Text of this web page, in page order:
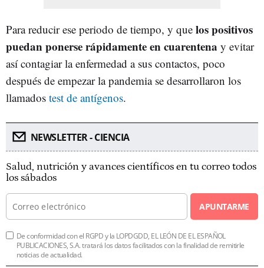
Para reducir ese periodo de tiempo, y que los positivos
puedan ponerse rápidamente en cuarentena y evitar
así contagiar la enfermedad a sus contactos, poco
después de empezar la pandemia se desarrollaron los
llamados test de antígenos.
NEWSLETTER - CIENCIA
Salud, nutrición y avances científicos en tu correo todos
los sábados
APUNTARME
De conformidad con el RGPD y la LOPDGDD, EL LEÓN DE EL ESPAÑOL
PUBLICACIONES, S.A. tratará los datos facilitados con la finalidad de remitirle
noticias de actualidad.